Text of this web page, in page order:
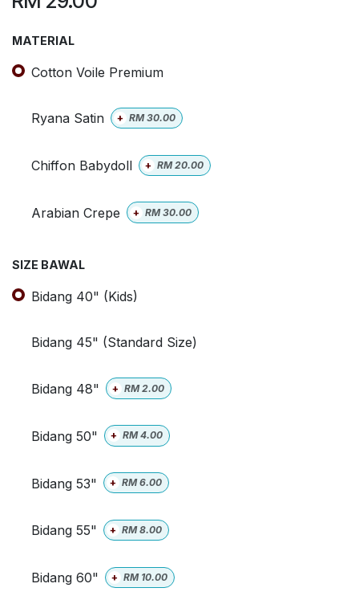
MATERIAL
Cotton Voile Premium
Ryana Satin + RM30.00
Chiffon Babydoll + RM20.00
Arabian Crepe + RM30.00
SIZE BAWAL
Bidang 40" (Kids)
Bidang 45" (Standard Size)
Bidang 48" + RM2.00
Bidang 50" + RM4.00
Bidang 53" + RM6.00
Bidang 55" + RM8.00
Bidang 60" + RM 10.00